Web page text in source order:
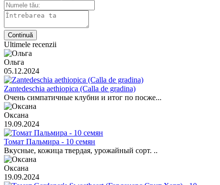
Continuă
Ultimele recenzii
Ольга
05.12.2024
Zantedeschia aethiopica (Calla de gradina)
Очень симпатичные клубни и итог по посже...
Оксана
19.09.2024
Томат Пальмира - 10 семян
Вкусные, кожица твердая, урожайный сорт. ..
Оксана
19.09.2024